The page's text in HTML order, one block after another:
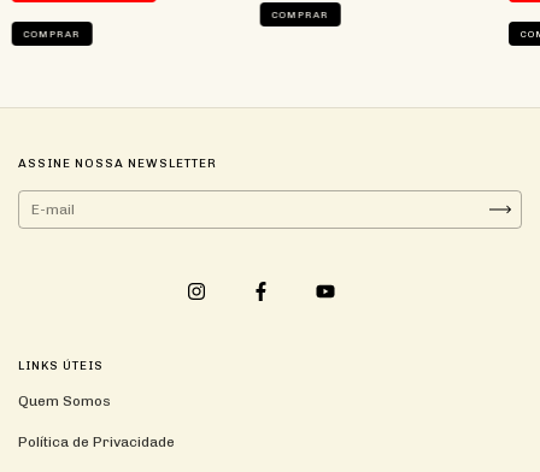
COMPRAR
COMPRAR
ASSINE NOSSA NEWSLETTER
LINKS ÚTEIS
Quem Somos
Política de Privacidade